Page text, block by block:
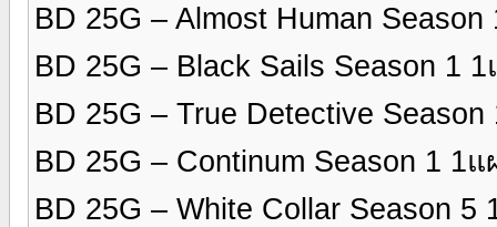
BD 25G – Almost Human
BD 25G – Black Sails Season 1
BD 25G – True Detective
BD 25G – Continum Season 1 1
BD 25G – White Collar Season